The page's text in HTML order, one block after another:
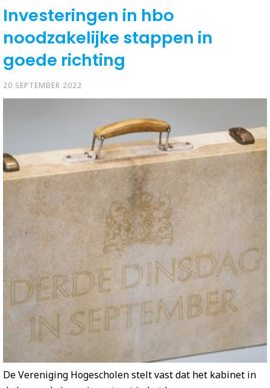
Investeringen in hbo
noodzakelijke stappen in
goede richting
20 SEPTEMBER 2022
De Vereniging Hogescholen stelt vast dat het kabinet in